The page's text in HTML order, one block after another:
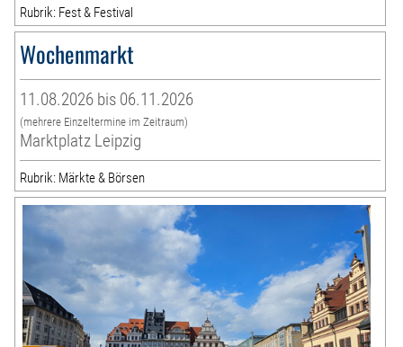
Rubrik: Fest & Festival
Wochenmarkt
11.08.2026 bis 06.11.2026
(mehrere Einzeltermine im Zeitraum)
Marktplatz Leipzig
Rubrik: Märkte & Börsen